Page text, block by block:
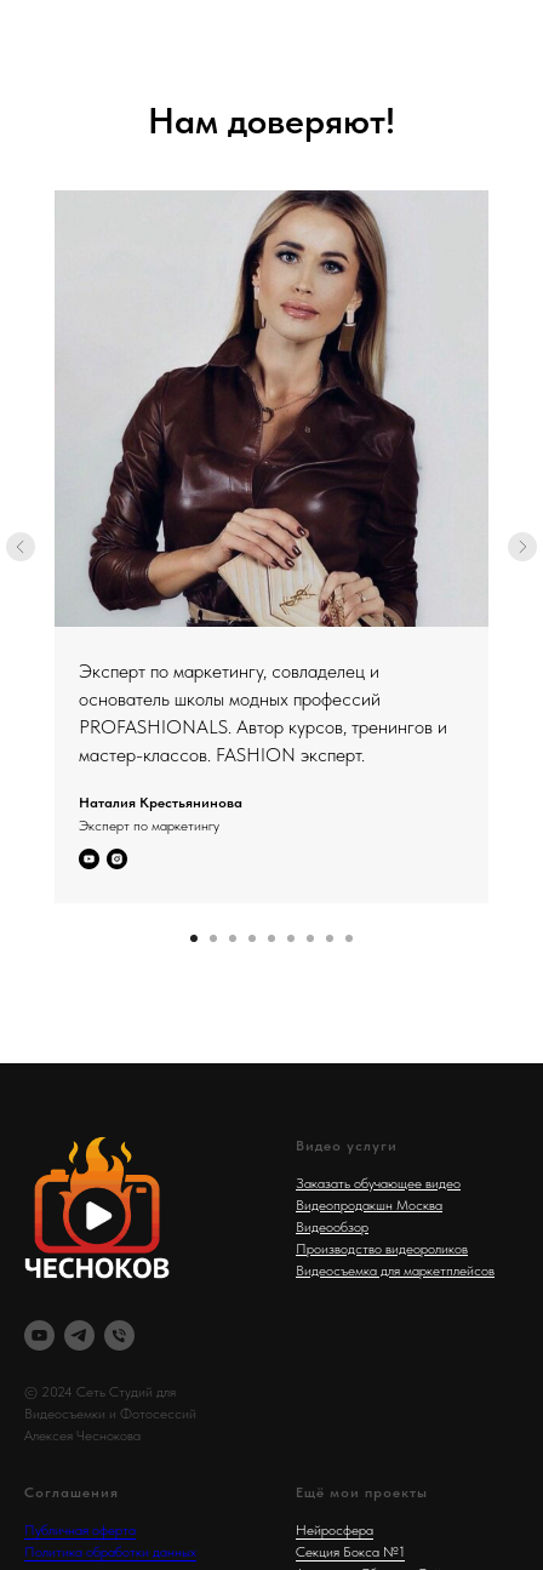
Нам доверяют!
Эксперт по маркетингу, совладелец и
основатель школы модных профессий
PROFASHIONALS. Автор курсов, тренингов и
мастер-классов. FASHION эксперт.
Наталия Крестьянинова
Эксперт по маркетингу
© 2024 Сеть Студий для
Видеосъемки и Фотосессий
Алексея Чеснокова
Видео услуги
Заказать обучающее видео
Видеопродакшн Москва
Видеообзор
Производство видеороликов
Видеосъемка для маркетплейсов
Соглашения
Публичная оферта
Политика обработки данных
Ещё мои проекты
Нейросфера
Секция Бокса №1